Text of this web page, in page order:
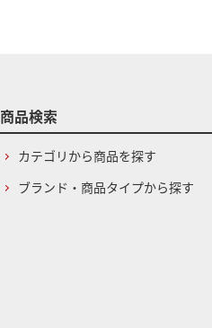
商品検索
カテゴリから商品を探す
ブランド・商品タイプから探す